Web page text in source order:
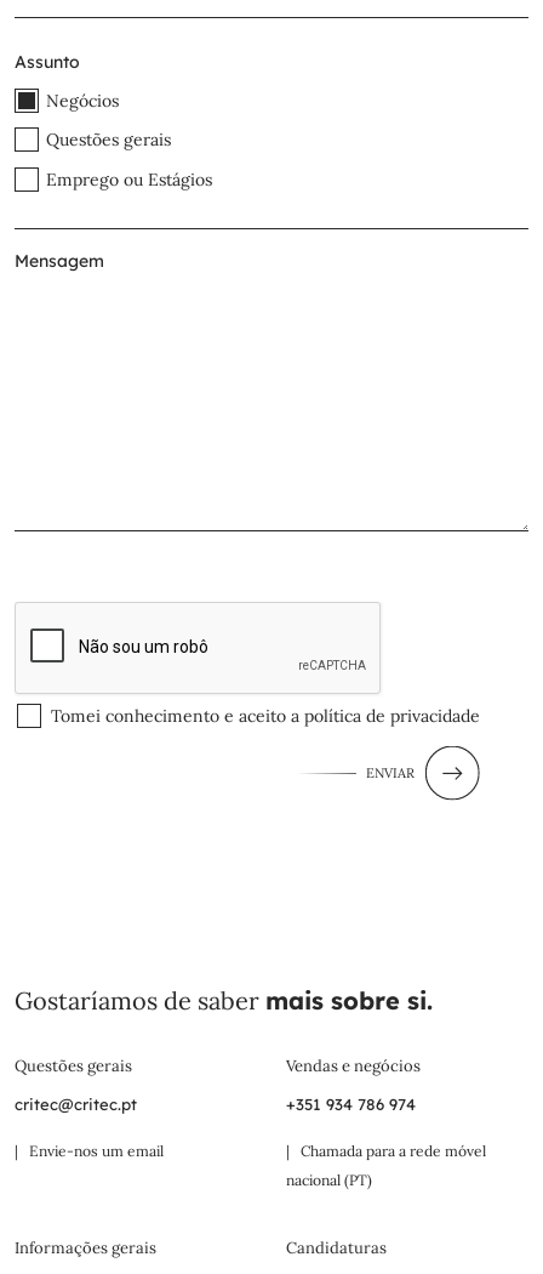
Assunto
Negócios
Questões gerais
Emprego ou Estágios
Tomei conhecimento e aceito a política de privacidade
ENVIAR
Gostaríamos de saber mais sobre si.
Questões gerais
critec@critec.pt
| Envie-nos um email
Vendas e negócios
+351 934 786 974
| Chamada para a rede móvel
nacional (PT)
Informações gerais Candidaturas